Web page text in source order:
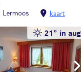
Lermoos kaart
21° in aug